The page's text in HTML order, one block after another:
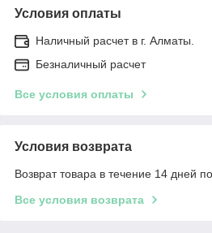
Условия оплаты
Наличный расчет в г. Алматы.
Безналичный расчет
Все условия оплаты
Условия возврата
Возврат товара в течение 14 дней
Все условия возврата